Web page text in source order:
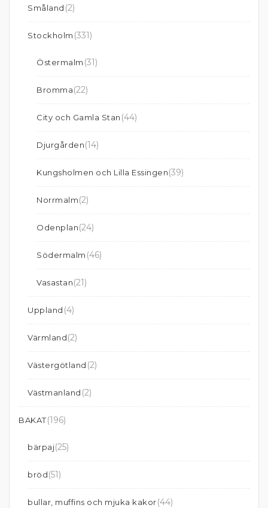
Småland (2)
Stockholm (331)
Östermalm (31)
Bromma(22)
City och Gamla Stan (44)
Djurgården(14)
Kungsholmen och Lilla Essingen(39)
Norrmalm(2)
Odenplan(24)
Södermalm (46)
Vasastan(21)
Uppland (4)
Värmland(2)
Västergötland (2)
Västmanland (2)
BAKAT(196)
bärpaj(25)
bröd(51)
bullar, muffins och mjuka kakor(44)